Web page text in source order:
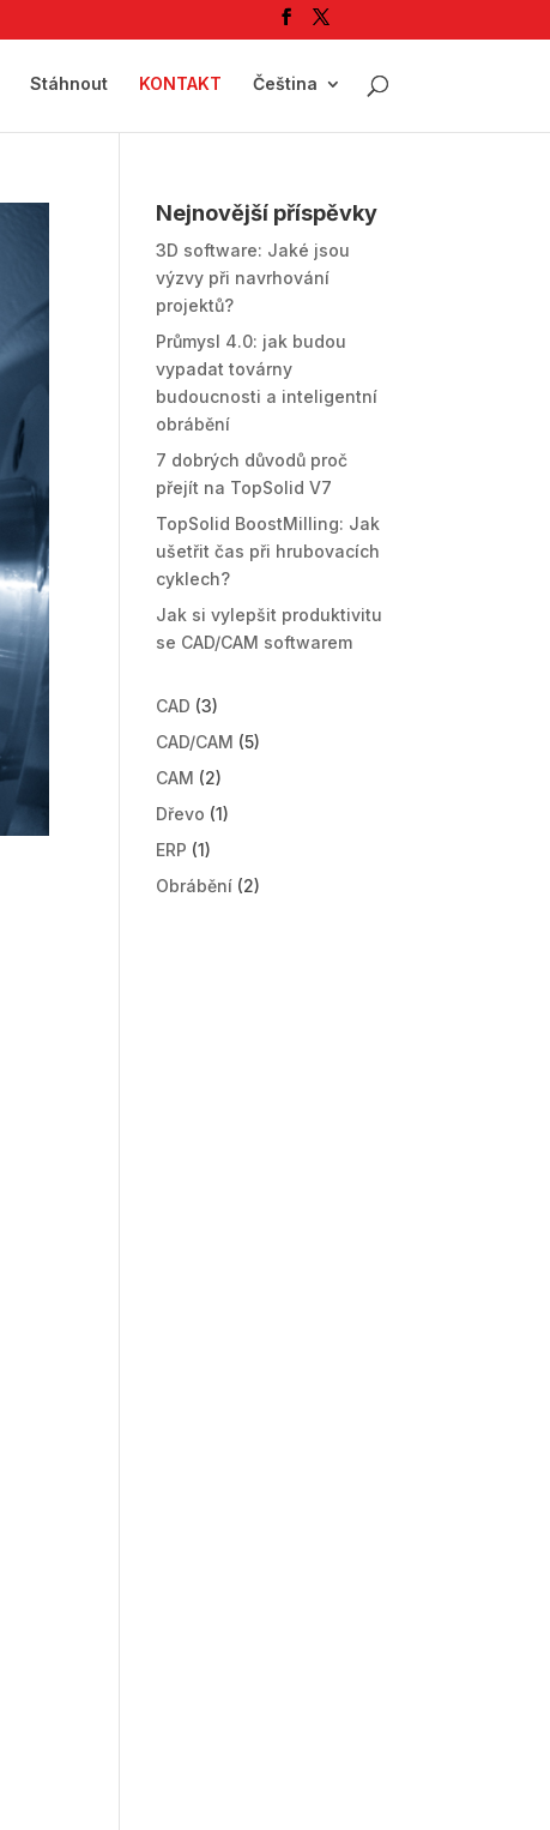
Stáhnout KONTAKT Čeština
Nejnovější příspěvky
3D software: Jaké jsou
výzvy při navrhování
projektů?
Průmysl 4.0: jak budou
vypadat továrny
budoucnosti a inteligentní
obrábění
7 dobrých důvodů proč
přejít na TopSolid V7
TopSolid BoostMilling: Jak
ušetřit čas při hrubovacích
cyklech?
Jak si vylepšit produktivitu
se CAD/CAM softwarem
CAD (3)
CAD/CAM (5)
CAM (2)
Dřevo (1)
ERP (1)
Obrábění (2)